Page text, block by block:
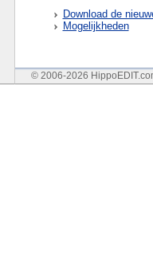
Download de
Mogelijkheden
© 2006-2026